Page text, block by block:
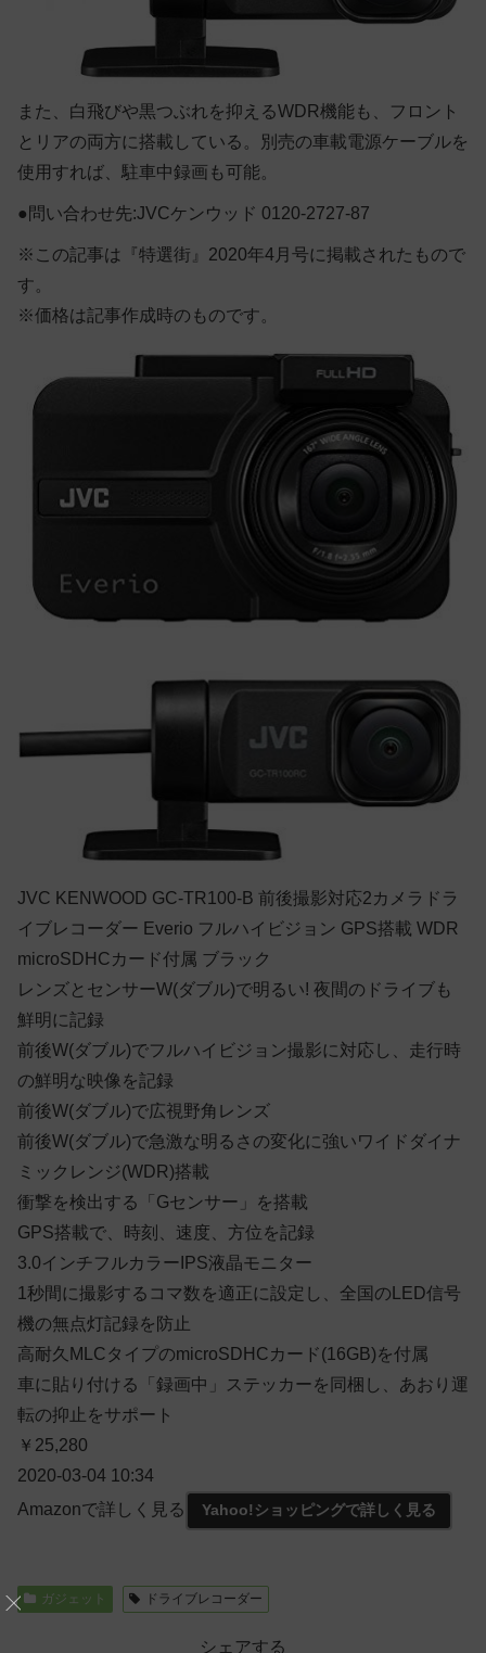
また、白飛びや黒つぶれを抑えるWDR機能も、フロント
とリアの両方に搭載している。別売の車載電源ケーブルを
使用すれば、駐車中録画も可能。
●問い合わせ先:JVCケンウッド 0120-2727-87
※この記事は『特選街』2020年4月号に掲載されたもので
す。
※価格は記事作成時のものです。
JVC KENWOOD GC-TR100-B 前後撮影対応2カメラドラ
イブレコーダー Everio フルハイビジョン GPS搭載 WDR
microSDHCカード付属 ブラック
レンズとセンサーW(ダブル)で明るい! 夜間のドライブも
鮮明に記録
前後W(ダブル)でフルハイビジョン撮影に対応し、走行時
の鮮明な映像を記録
前後W(ダブル)で広視野角レンズ
前後W(ダブル)で急激な明るさの変化に強いワイドダイナ
ミックレンジ(WDR)搭載
衝撃を検出する「Gセンサー」を搭載
GPS搭載で、時刻、速度、方位を記録
3.0インチフルカラーIPS液晶モニター
1秒間に撮影するコマ数を適正に設定し、全国のLED信号
機の無点灯記録を防止
高耐久MLCタイプのmicroSDHCカード(16GB)を付属
車に貼り付ける「録画中」ステッカーを同梱し、あおり運
転の抑止をサポート
￥25,280
2020-03-04 10:34
Amazonで詳しく見る
Yahoo!ショッピングで詳しく見る
ガジェット ドライブレコーダー
シェアする